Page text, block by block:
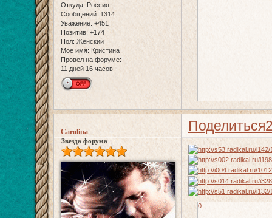
Откуда: Россия
Сообщений: 1314
Уважение: +451
Позитив: +174
Пол: Женский
Мое имя: Кристина
Провел на форуме:
11 дней 16 часов
Поделиться
Carolina
Звезда форума
0